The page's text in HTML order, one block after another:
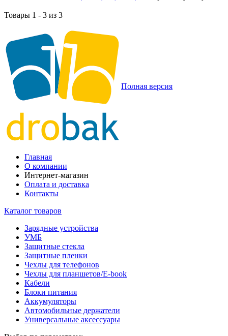
Товары 1 - 3 из 3
Полная версия
Главная
О компании
Интернет-магазин
Оплата и доставка
Контакты
Каталог товаров
Зарядные устройства
УМБ
Защитные стекла
Защитные пленки
Чехлы для телефонов
Чехлы для планшетов/E-book
Кабели
Блоки питания
Аккумуляторы
Автомобильные держатели
Универсальные аксессуары